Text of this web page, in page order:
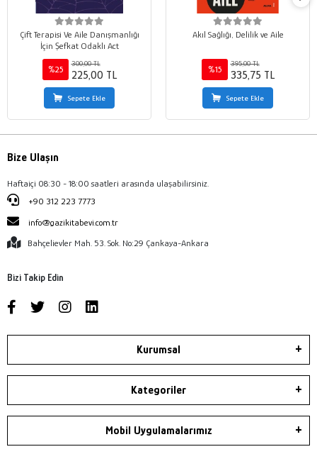
Çift Terapisi Ve Aile Danışmanlığı
İçin Şefkat Odaklı Act
%25
300,00 TL
225,00 TL
Sepete Ekle
Akıl Sağlığı, Delilik ve Aile
%15
395,00 TL
335,75 TL
Sepete Ekle
Bize Ulaşın
Haftaiçi 08:30 - 18:00 saatleri arasında ulaşabilirsiniz.
+90 312 223 7773
info@gazikitabevi.com.tr
Bahçelievler Mah. 53. Sok. No:29 Çankaya-Ankara
Bizi Takip Edin
Kurumsal
Kategoriler
Mobil Uygulamalarımız